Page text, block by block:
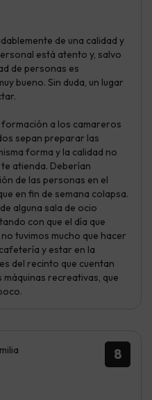
de una calidad y
está atento y, salvo
de personas es
bueno. Sin duda, un lugar
formación a los camareros
sepan preparar las
forma y la calidad no
atienda. Deberían
de las personas en el
en fin de semana colapsa.
alguna sala de ocio
con que el día que
tuvimos mucho que hacer
y estar en la
del recinto que cuentan
recreativas, que
8